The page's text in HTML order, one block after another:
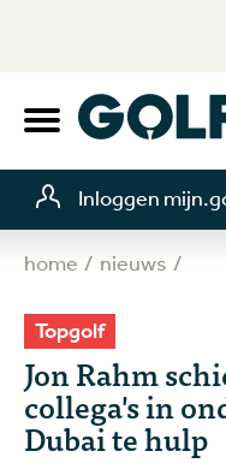
Inloggen
home nieuws
Topgolf
Jon Rahm
collega's in
Dubai te hulp